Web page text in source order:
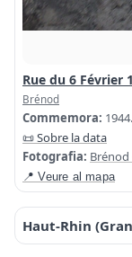
Rue du 6 Février
Brénod
Commemora:
📜 Sobre la data
Fotografia:
📍 Veure al mapa
Haut-Rhin